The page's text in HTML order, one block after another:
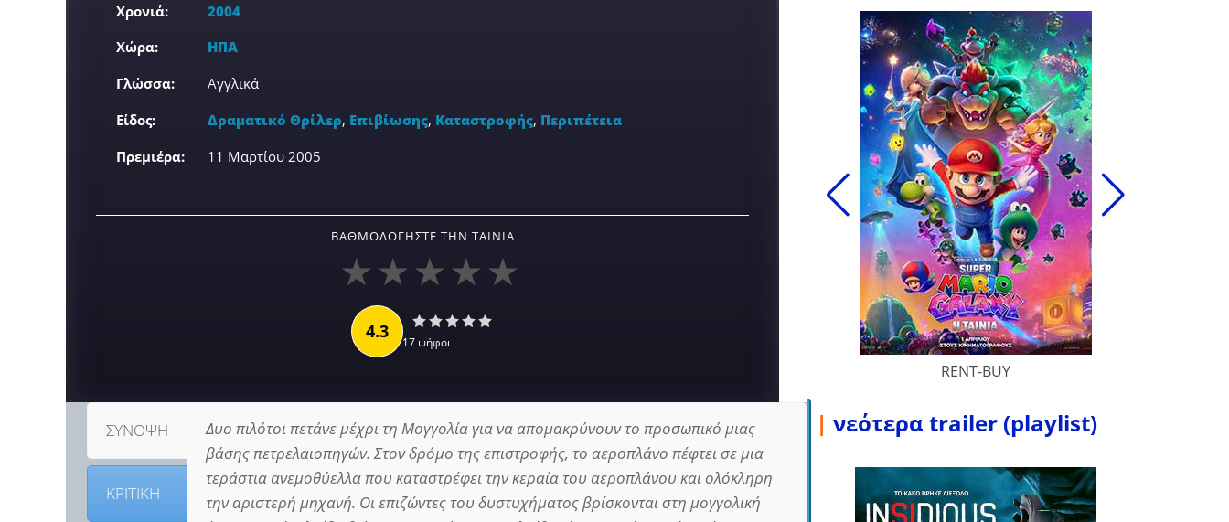
Χρονιά:
2004
Χώρα:
ΗΠΑ
Γλώσσα:
Αγγλικά
Είδος:
Δραματικό Θρίλερ, Επιβίωσης, Καταστροφής, Περιπέτεια
Πρεμιέρα:
11 Μαρτίου 2005
ΒΑΘΜΟΛΟΓΉΣΤΕ ΤΗΝ ΤΑΙΝΊΑ
4.3 17 ψήφοι
ΣΥΝΟΨΗ
ΚΡΙΤΙΚΗ
Δυο πιλότοι πετάνε μέχρι τη Μογγολία για να απομακρύνουν το προσωπικό μιας
βάσης πετρελαιοπηγών. Στον δρόμο της επιστροφής, το αεροπλάνο πέφτει σε μια
τεράστια ανεμοθύελλα που καταστρέφει την κεραία του αεροπλάνου και ολόκληρη
την αριστερή μηχανή. Οι επιζώντες του δυστυχήματος βρίσκονται στη μογγολική
RENT-BUY
| νεότερα trailer (playlist)